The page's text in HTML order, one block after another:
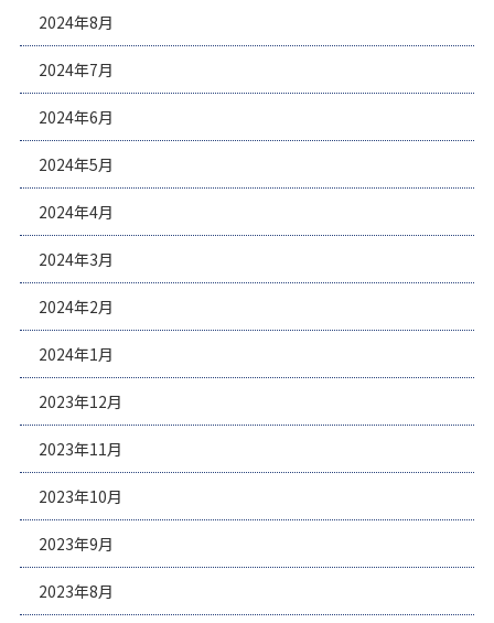
2024年8月
2024年7月
2024年6月
2024年5月
2024年4月
2024年3月
2024年2月
2024年1月
2023年12月
2023年11月
2023年10月
2023年9月
2023年8月